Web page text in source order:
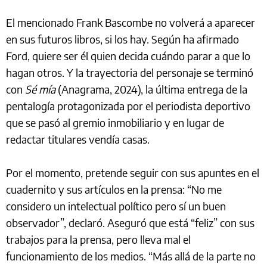
El mencionado Frank Bascombe no volverá a aparecer
en sus futuros libros, si los hay. Según ha afirmado
Ford, quiere ser él quien decida cuándo parar a que lo
hagan otros. Y la trayectoria del personaje se terminó
con Sé mía(Anagrama, 2024), la última entrega de la
pentalogía protagonizada por el periodista deportivo
que se pasó al gremio inmobiliario y en lugar de
redactar titulares vendía casas.
Por el momento, pretende seguir con sus apuntes en el
cuadernito y sus artículos en la prensa: “No me
considero un intelectual político pero sí un buen
observador”, declaró. Aseguró que está “feliz” con sus
trabajos para la prensa, pero lleva mal el
funcionamiento de los medios. “Más allá de la parte no